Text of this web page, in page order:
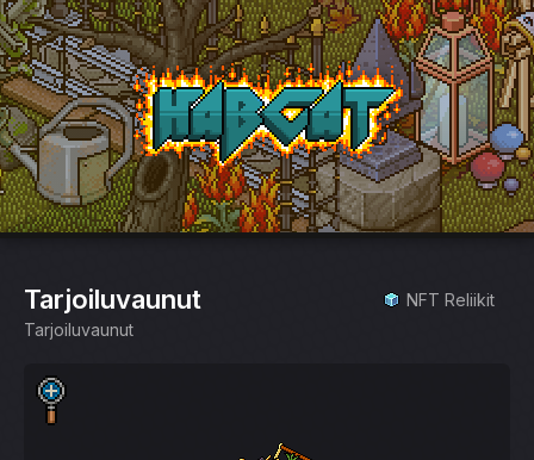
HabCat
Tarjoiluvaunut
NFT Reliikit
Tarjoiluvaunut